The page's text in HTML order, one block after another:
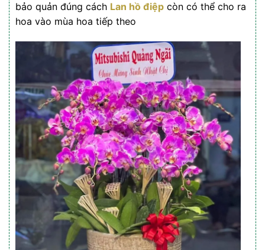
bảo quản đúng cách Lan hồ điệp còn có thể cho ra
hoa vào mùa hoa tiếp theo